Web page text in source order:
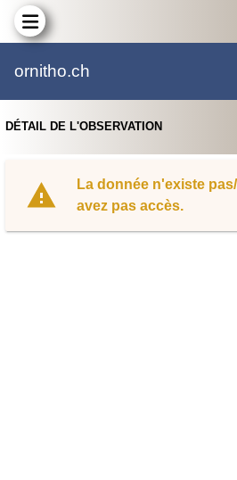
ornitho.ch
DÉTAIL DE L'OBSERVATION
La donnée n'existe
avez pas accès.